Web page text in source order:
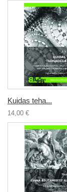
Kuidas teha...
14,00 €